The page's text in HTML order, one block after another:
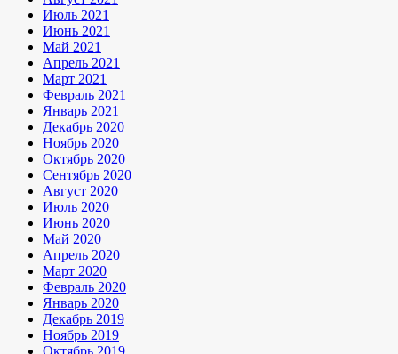
Июль 2021
Июнь 2021
Май 2021
Апрель 2021
Март 2021
Февраль 2021
Январь 2021
Декабрь 2020
Ноябрь 2020
Октябрь 2020
Сентябрь 2020
Август 2020
Июль 2020
Июнь 2020
Май 2020
Апрель 2020
Март 2020
Февраль 2020
Январь 2020
Декабрь 2019
Ноябрь 2019